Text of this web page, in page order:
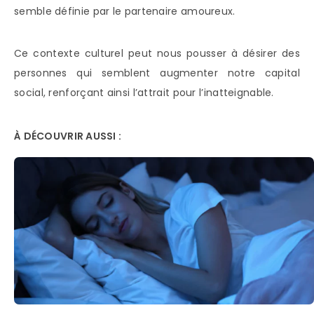
semble définie par le partenaire amoureux.
Ce contexte culturel peut nous pousser à désirer des
personnes qui semblent augmenter notre capital
social, renforçant ainsi l’attrait pour l’inatteignable.
À DÉCOUVRIR AUSSI :